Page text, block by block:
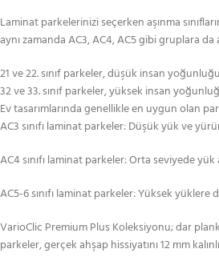
Laminat parkelerinizi seçerken aşınma
aynı zamanda AC3, AC4, AC5 gibi gruplara da
21 ve 22. sınıf parkeler, düşük insan
32 ve 33. sınıf parkeler, yüksek insan
Ev tasarımlarında genellikle en uygun olan
AC3 sınıfı laminat parkeler: Düşük yük ve
AC4 sınıfı laminat parkeler: Orta seviyede
AC5-6 sınıfı laminat parkeler: Yüksek
VarioClic Premium Plus Koleksiyonu; dar
parkeler, gerçek ahşap hissiyatını 12 mm